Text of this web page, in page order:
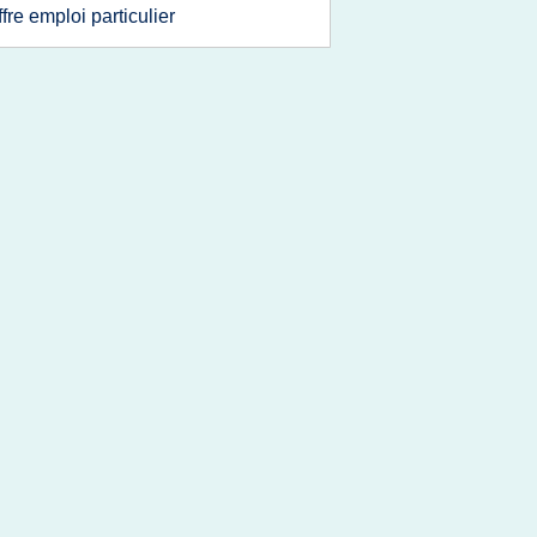
emploi particulier